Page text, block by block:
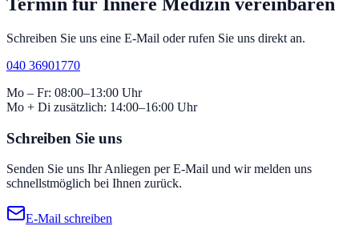
Schreiben Sie uns eine E-Mail oder rufen Sie uns direkt an.
040 36901770
Mo – Fr: 08:00–13:00 Uhr
Mo + Di zusätzlich: 14:00–16:00 Uhr
Schreiben Sie uns
Senden Sie uns Ihr Anliegen per E-Mail und wir melden uns
schnellstmöglich bei Ihnen zurück.
E-Mail schreiben